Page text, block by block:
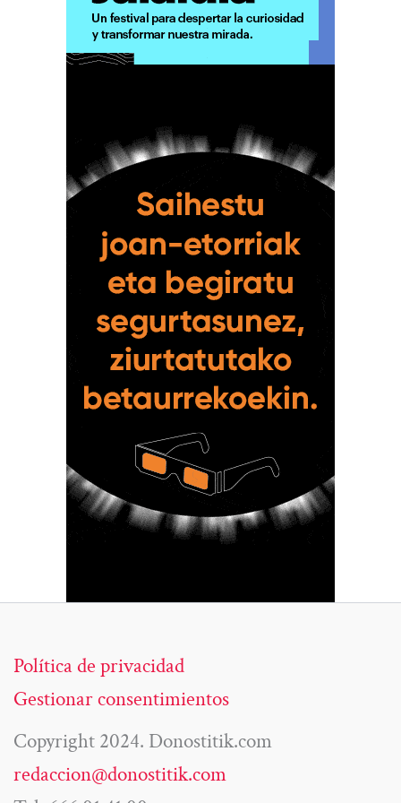
Política de privacidad
Gestionar consentimientos
Copyright 2024. Donostitik.com
redaccion@donostitik.com